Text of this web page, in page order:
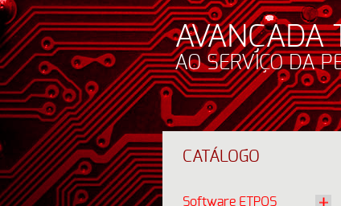
AVANÇADA
AO SERVIÇO DA
CATÁLOGO
Software ETPOS